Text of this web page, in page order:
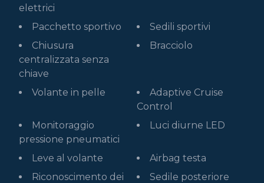
elettrici
Pacchetto sportivo
Sedili sportivi
Chiusura
centralizzata senza
chiave
Bracciolo
Volante in pelle
Adaptive Cruise
Control
Monitoraggio
pressione pneumatici
Luci diurne LED
Leve al volante
Airbag testa
Riconoscimento dei
Sedile posteriore